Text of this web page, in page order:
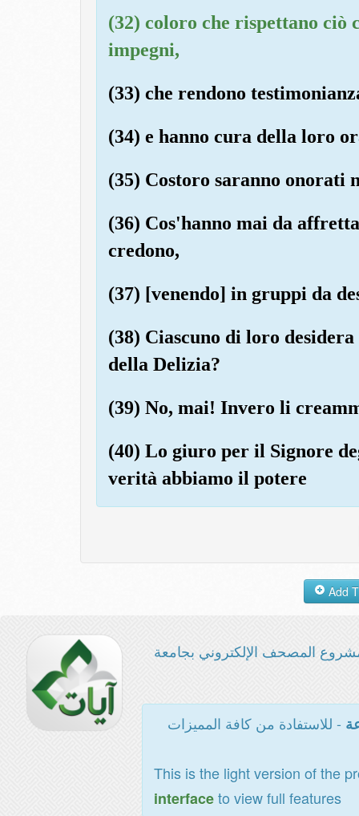
(32) coloro che rispettano ciò
impegni,
(33) che rendono
(34) e hanno cura della loro
(35) Costoro saranno onorati
(36) Cos'hanno mai da
credono,
(37) [venendo] in gruppi da
(38) Ciascuno di loro
della Delizia?
(39) No, mai! Invero li
(40) Lo giuro per il Signore
verità abbiamo il potere
المصحف الإلكتروني بجامعة
- للاستفادة من كافة المميزات
This is the light version of the
interfaceto view full features